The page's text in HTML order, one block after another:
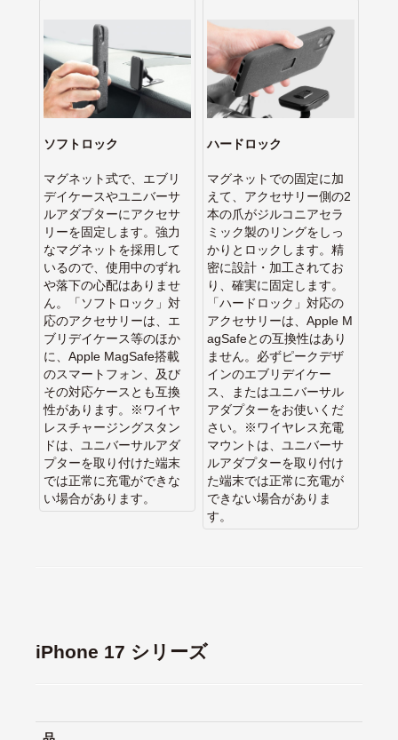
ソフトロック
マグネット式で、エブリ
デイケースやユニバーサ
ルアダプターにアクセサ
リーを固定します。強力
なマグネットを採用して
いるので、使用中のずれ
や落下の心配はありませ
ん。「ソフトロック」対
応のアクセサリーは、エ
ブリデイケース等のほか
に、Apple MagSafe搭載
のスマートフォン、及び
その対応ケースとも互換
性があります。※ワイヤ
レスチャージングスタン
ドは、ユニバーサルアダ
プターを取り付けた端末
では正常に充電ができな
い場合があります。
ハードロック
マグネットでの固定に加
えて、アクセサリー側の2
本の爪がジルコニアセラ
ミック製のリングをしっ
かりとロックします。精
密に設計・加工されてお
り、確実に固定します。
「ハードロック」対応の
アクセサリーは、Apple M
agSafeとの互換性はあり
ません。必ずピークデザ
インのエブリデイケー
ス、またはユニバーサル
アダプターをお使いくだ
さい。※ワイヤレス充電
マウントは、ユニバーサ
ルアダプターを取り付け
た端末では正常に充電が
できない場合がありま
す。
iPhone 17 シリーズ